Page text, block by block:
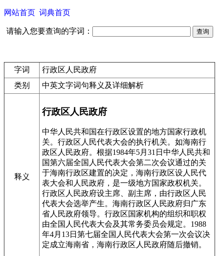
网站首页 词典首页
请输入您要查询的字词：
字词
行政区人民政府
类别
中英文字词句释义及详细解析
释义
行政区人民政府
中华人民共和国在行政区设置的地方国家行政机
关。行政区人民代表大会的执行机关。如海南行
政区人民政府。根据1984年5月31日中华人民共和
国第六届全国人民代表大会第二次会议通过的关
于海南行政区建置的决定，海南行政区设人民代
表大会和人民政府，是一级地方国家政权机关。
行政区人民政府设主席、副主席，由行政区人民
代表大会选举产生。海南行政区人民政府归广东
省人民政府领导。行政区国家机构的组织和职权
由全国人民代表大会及其常务委员会规定。1988
年4月13日第七届全国人民代表大会第一次会议决
定成立海南省，海南行政区人民政府随后撤销。